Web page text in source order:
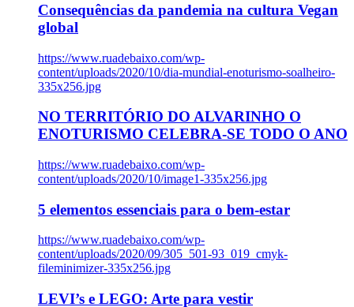
Consequências da pandemia na cultura Vegan
global
https://www.ruadebaixo.com/wp-
content/uploads/2020/10/dia-mundial-enoturismo-soalheiro-
335x256.jpg
NO TERRITÓRIO DO ALVARINHO O
ENOTURISMO CELEBRA-SE TODO O ANO
https://www.ruadebaixo.com/wp-
content/uploads/2020/10/image1-335x256.jpg
5 elementos essenciais para o bem-estar
https://www.ruadebaixo.com/wp-
content/uploads/2020/09/305_501-93_019_cmyk-
fileminimizer-335x256.jpg
LEVI’s e LEGO: Arte para vestir